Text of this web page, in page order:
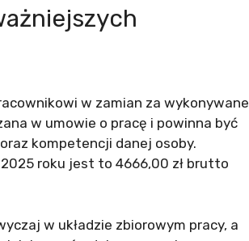
w zamian za wykonywane
w umowie o pracę i powinna być
kompetencji danej osoby.
roku jest to 4666,00 zł brutto
w układzie zbiorowym pracy, a